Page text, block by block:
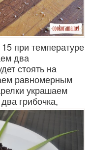
при температуре
два
стоять на
равномерным
украшаем
грибочка,